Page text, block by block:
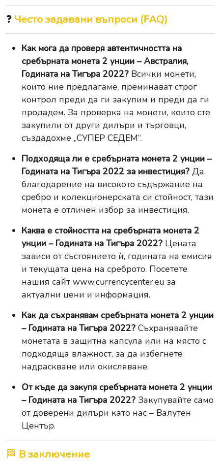
❓ Често задавани въпроси (FAQ)
Как мога да проверя автентичността на
сребърната монета 2 унции – Австралия,
Годината на Тигъра 2022? Всички монети,
които ние предлагаме, преминават строг
контрол преди да ги закупим и преди да ги
продадем. За проверка на монети, които сте
закупили от други дилъри и търговци,
създадохме „СУПЕР СЕДЕМ“.
Подходяща ли е сребърната монета 2 унции –
Годината на Тигъра 2022 за инвестиция? Да,
благодарение на високото съдържание на
сребро и колекционерската си стойност, тази
монета е отличен избор за инвестиция.
Каква е стойността на сребърната монета 2
унции – Годината на Тигъра 2022? Цената
зависи от състоянието ѝ, годината на емисия
и текущата цена на среброто. Посетете
нашия сайт www.currencycenter.eu за
актуални цени и информация.
Как да съхранявам сребърната монета 2 унции
– Годината на Тигъра 2022? Съхранявайте
монетата в защитна капсула или на място с
подходяща влажност, за да избегнете
надраскване или окисляване.
От къде да закупя сребърната монета 2 унции
– Годината на Тигъра 2022? Закупувайте само
от доверени дилъри като нас – Валутен
Център.
🏁 В заключение